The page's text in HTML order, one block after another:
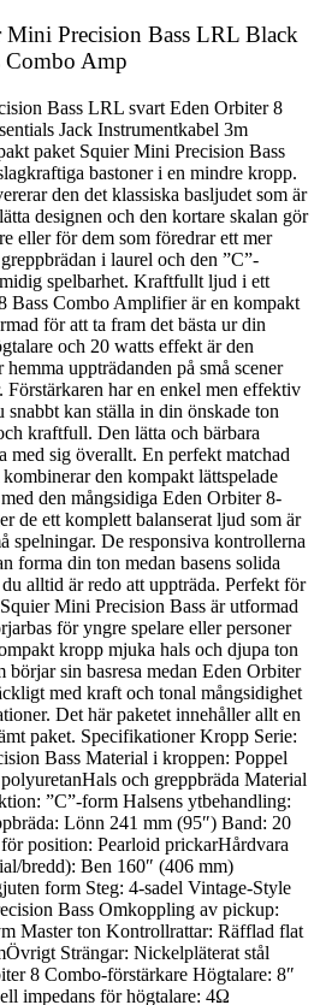
Mini Precision Bass LRL Black
Combo Amp
Bass LRL svart Eden Orbiter 8
Jack Instrumentkabel 3m
paket Squier Mini Precision Bass
bastoner i en mindre kropp.
den det klassiska basljudet som är
designen och den kortare skalan gör
eller för dem som föredrar ett mer
i laurel och den ”C”-
spelbarhet. Kraftfullt ljud i ett
Bass Combo Amplifier är en kompakt
för att ta fram det bästa ur din
och 20 watts effekt är den
uppträdanden på små scener
Förstärkaren har en enkel men effektiv
kan ställa in din önskade ton
kraftfull. Den lätta och bärbara
med sig överallt. En perfekt matchad
den kompakt lättspelade
den mångsidiga Eden Orbiter 8-
de ett komplett balanserat ljud som är
spelningar. De responsiva kontrollerna
forma din ton medan basens solida
alltid är redo att uppträda. Perfekt för
Mini Precision Bass är utformad
för yngre spelare eller personer
kropp mjuka hals och djupa ton
börjar sin basresa medan Eden Orbiter
med kraft och tonal mångsidighet
Det här paketet innehåller allt en
paket. Specifikationer Kropp Serie:
Bass Material i kroppen: Poppel
och greppbräda Material
”C”-form Halsens ytbehandling:
Lönn 241 mm (95″) Band: 20
position: Pearloid prickarHårdvara
bredd): Ben 160″ (406 mm)
form Steg: 4-sadel Vintage-Style
Bass Omkoppling av pickup:
Master ton Kontrollrattar: Räfflad flat
Strängar: Nickelpläterat stål
8 Combo-förstärkare Högtalare: 8″
impedans för högtalare: 4Ω